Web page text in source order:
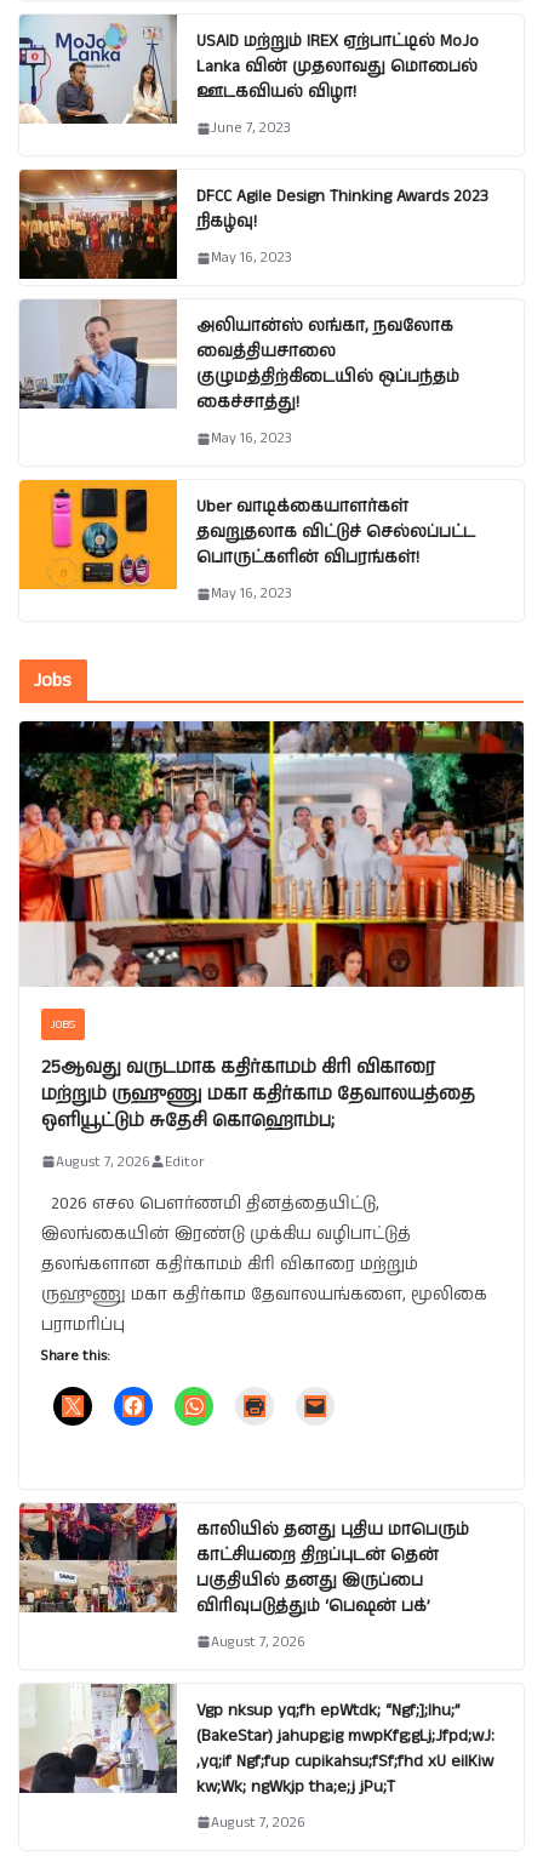
USAID மற்றும் IREX ஏற்பாட்டில் MoJo
Lanka வின் முதலாவது மொபைல்
ஊடகவியல் விழா!
June 7, 2023
DFCC Agile Design Thinking Awards 2023
நிகழ்வு!
May 16, 2023
அலியான்ஸ் லங்கா, நவலோக
வைத்தியசாலை
குழுமத்திற்கிடையில் ஒப்பந்தம்
கைச்சாத்து!
May 16, 2023
Uber வாடிக்கையாளர்கள்
தவறுதலாக விட்டுச் செல்லப்பட்ட
பொருட்களின் விபரங்கள்!
May 16, 2023
Jobs
JOBS
25ஆவது வருடமாக கதிர்காமம் கிரி விகாரை
மற்றும் ருஹுணு மகா கதிர்காம தேவாலயத்தை
ஒளியூட்டும் சுதேசி கொஹொம்ப;
August 7, 2026 Editor
2026 எசல பௌர்ணமி தினத்தையிட்டு,
இலங்கையின் இரண்டு முக்கிய வழிபாட்டுத்
தலங்களான கதிர்காமம் கிரி விகாரை மற்றும்
ருஹுணு மகா கதிர்காம தேவாலயங்களை, மூலிகை
பராமரிப்பு
Share this:
காலியில் தனது புதிய மாபெரும்
காட்சியறை திறப்புடன் தென்
பகுதியில் தனது இருப்பை
விரிவுபடுத்தும் ‘பெஷன் பக்’
August 7, 2026
Vgp nksup yq;fh epWtdk; “Ngf;];lhu;”
(BakeStar) jahupg;ig mwpKfg;gLj;Jfpd;wJ:
,yq;if Ngf;fup cupikahsu;fSf;fhd xU eilKiw
kw;Wk; ngWkjp tha;e;j jPu;T
August 7, 2026